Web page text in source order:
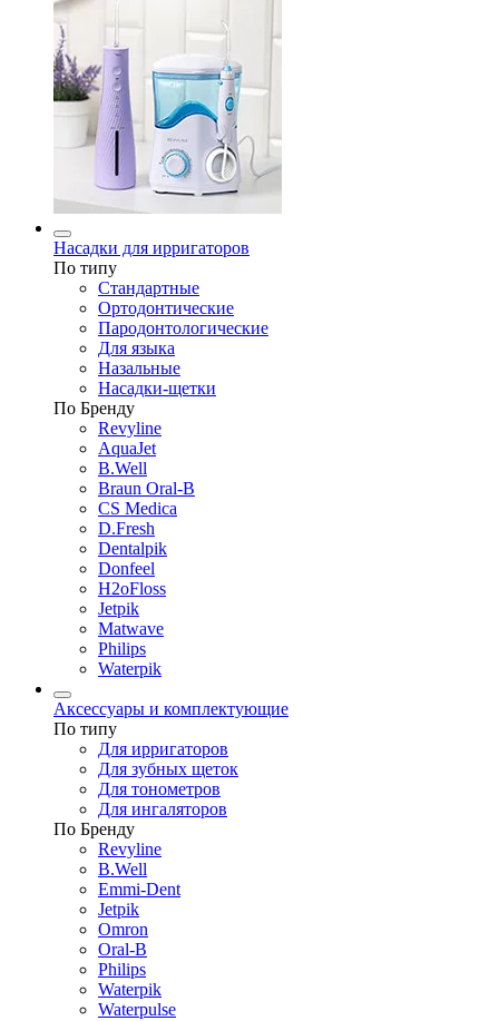
Насадки для ирригаторов
По типу
Стандартные
Ортодонтические
Пародонтологические
Для языка
Назальные
Насадки-щетки
По Бренду
Revyline
AquaJet
B.Well
Braun Oral-B
CS Medica
D.Fresh
Dentalpik
Donfeel
H2oFloss
Jetpik
Matwave
Philips
Waterpik
Аксессуары и комплектующие
По типу
Для ирригаторов
Для зубных щеток
Для тонометров
Для ингаляторов
По Бренду
Revyline
B.Well
Emmi-Dent
Jetpik
Omron
Oral-B
Philips
Waterpik
Waterpulse